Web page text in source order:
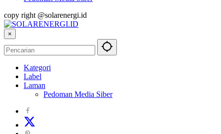
copy right @solarenergi.id
×
Kategori
Label
Laman
Pedoman Media Siber